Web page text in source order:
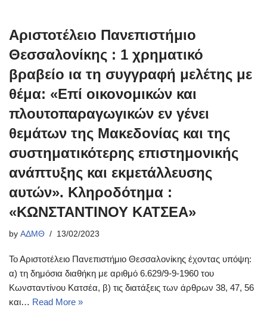
Αριστοτέλειο Πανεπιστήμιο
Θεσσαλονίκης : 1 χρηματικό
βραβείο ια τη συγγραφή μελέτης με
θέμα: «Επί οικονομικών και
πλουτοπαραγωγικών εν γένει
θεμάτων της Μακεδονίας και της
συστηματικότερης επιστημονικής
ανάπτυξης και εκμετάλλευσης
αυτών». Κληροδότημα :
«ΚΩΝΣΤΑΝΤΙΝΟΥ ΚΑΤΣΕΑ»
by ΑΔΜΘ 13/02/2023
Το Αριστοτέλειο Πανεπιστήμιο Θεσσαλονίκης έχοντας υπόψη:
α) τη δημόσια διαθήκη με αριθμό 6.629/9-9-1960 του
Κωνσταντίνου Κατσέα, β) τις διατάξεις των άρθρων 38, 47, 56
και… Read More »